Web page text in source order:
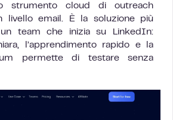
cloud di outreach
livello email. È la soluzione più
team che inizia su LinkedIn:
l’apprendimento rapido e la
permette di testare senza